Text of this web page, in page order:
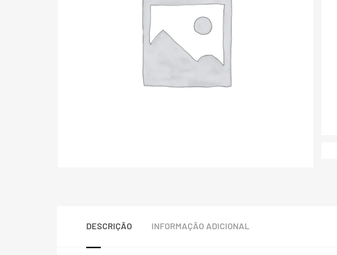
DESCRIÇÃO INFORMAÇÃO ADICIONAL